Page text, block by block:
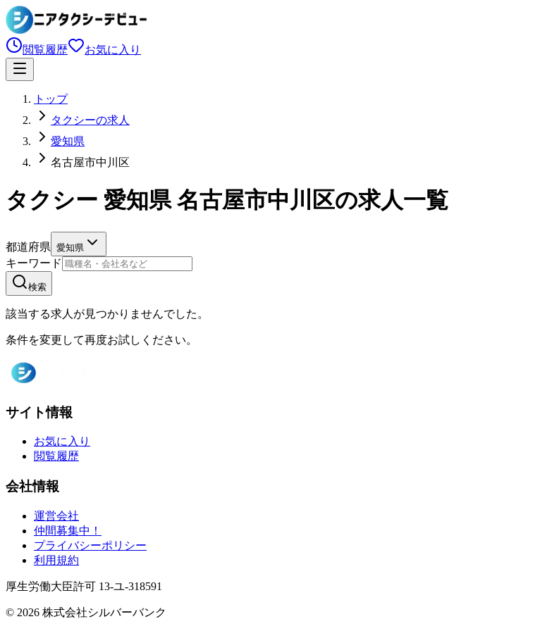
閲覧履歴 お気に入り
トップ
タクシーの求人
愛知県
名古屋市中川区
タクシー 愛知県 名古屋市中川区の求人一覧
都道府県 愛知県
キーワード
検索
該当する求人が見つかりませんでした。
条件を変更して再度お試しください。
サイト情報
お気に入り
閲覧履歴
会社情報
運営会社
仲間募集中！
プライバシーポリシー
利用規約
厚生労働大臣許可 13-ユ-318591
© 2026 株式会社シルバーバンク